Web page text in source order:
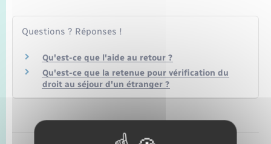
Questions ? Réponses !
Qu'est-ce que l'aide au retour ?
Qu'est-ce que la retenue pour vérification du
droit au séjour d'un étranger ?